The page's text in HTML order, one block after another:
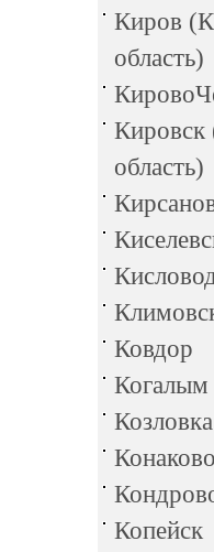
Киров
область)
Кировск
область)
Ковдор
Когалым
Козловка
Конаково
Копейск